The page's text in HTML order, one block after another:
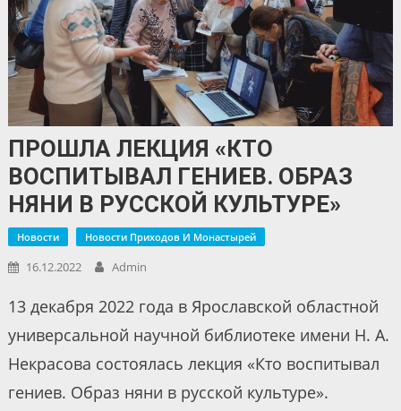
ПРОШЛА ЛЕКЦИЯ «КТО
ВОСПИТЫВАЛ ГЕНИЕВ. ОБРАЗ
НЯНИ В РУССКОЙ КУЛЬТУРЕ»
Новости Новости Приходов И Монастырей
16.12.2022 Admin
13 декабря 2022 года в Ярославской областной
универсальной научной библиотеке имени Н. А.
Некрасова состоялась лекция «Кто воспитывал
гениев. Образ няни в русской культуре».